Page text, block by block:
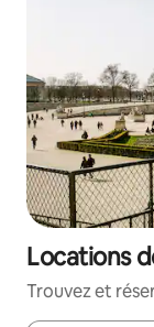
Locations
Trouvez et